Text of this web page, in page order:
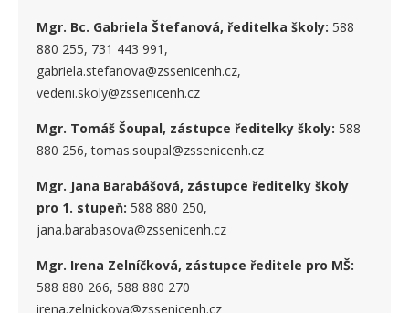
Mgr. Bc. Gabriela Štefanová, ředitelka školy: 588
880 255, 731 443 991,
gabriela.stefanova@zssenicenh.cz,
vedeni.skoly@zssenicenh.cz
Mgr. Tomáš Šoupal, zástupce ředitelky školy: 588
880 256, tomas.soupal@zssenicenh.cz
Mgr. Jana Barabášová, zástupce ředitelky školy
pro 1. stupeň: 588 880 250,
jana.barabasova@zssenicenh.cz
Mgr. Irena Zelníčková, zástupce ředitele pro MŠ:
588 880 266, 588 880 270
irena.zelnickova@zssenicenh.cz